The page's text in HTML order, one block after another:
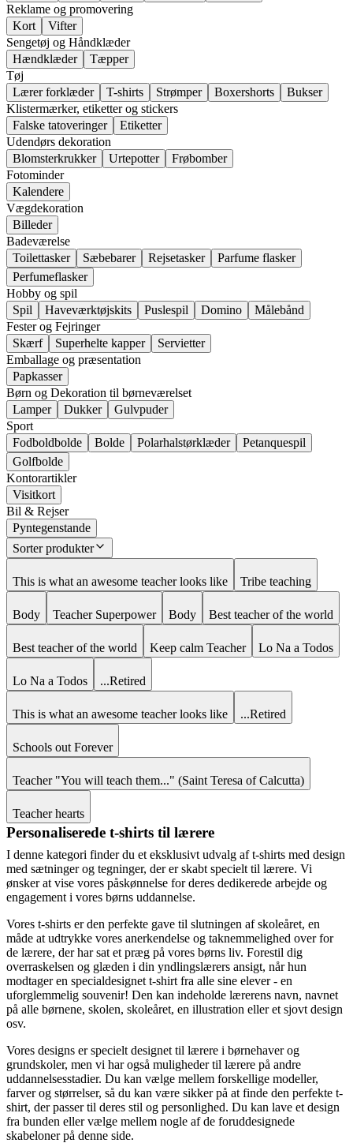
Reklame og promovering
Kort
Vifter
Sengetøj og Håndklæder
Hændklæder
Tæpper
Tøj
Lærer forklæder
T-shirts Strømper Boxershorts
Bukser
Klistermærker, etiketter og stickers
Falske tatoveringer
Etiketter
Udendørs dekoration
Blomsterkrukker
Urtepotter
Frøbomber
Fotominder
Kalendere
Vægdekoration
Billeder
Badeværelse
Toilettasker
Sæbebarer Rejsetasker
Parfume flasker
Perfumeflasker
Hobby og spil
Spil
Haveværktøjskits Puslespil Domino
Målebånd
Fester og Fejringer
Skærf
Superhelte kapper
Servietter
Emballage og præsentation
Papkasser
Børn og Dekoration til børneværelset
Lamper
Dukker
Gulvpuder
Sport
Fodboldbolde
Bolde Polarhalstørklæder
Petanquespil
Golfbolde
Kontorartikler
Visitkort
Bil & Rejser
Pyntegenstande
Sorter produkter
This is what an awesome teacher looks like Tribe teaching
Body Teacher Superpower Body Best teacher of the world
Best teacher of the world Keep calm Teacher Lo Na a Todos
Lo Na a Todos ...Retired
This is what an awesome teacher looks like ...Retired
Schools out Forever
Teacher "You will teach them..." (Saint Teresa of Calcutta)
Teacher hearts
Personaliserede t-shirts til lærere
I denne kategori finder du et eksklusivt udvalg af t-shirts med design
med sætninger og tegninger, der er skabt specielt til lærere. Vi
ønsker at vise vores påskønnelse for deres dedikerede arbejde og
engagement i vores børns uddannelse.
Vores t-shirts er den perfekte gave til slutningen af skoleåret, en
måde at udtrykke vores anerkendelse og taknemmelighed over for
de lærere, der har sat et præg på vores børns liv. Forestil dig
overraskelsen og glæden i din yndlingslærers ansigt, når hun
modtager en specialdesignet t-shirt fra alle sine elever - en
uforglemmelig souvenir! Den kan indeholde lærerens navn, navnet
på alle børnene, skolen, skoleåret, en illustration eller et sjovt design
osv.
Vores designs er specielt designet til lærere i børnehaver og
grundskoler, men vi har også muligheder til lærere på andre
uddannelsesstadier. Du kan vælge mellem forskellige modeller,
farver og størrelser, så du kan være sikker på at finde den perfekte t-
shirt, der passer til deres stil og personlighed. Du kan lave et design
fra bunden eller vælge mellem nogle af de foruddesignede
skabeloner på denne side.